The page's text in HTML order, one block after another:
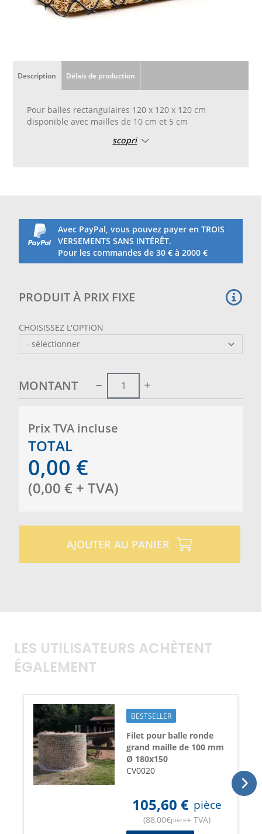
Description Délais de production
Pour balles rectangulaires 120 x 120 x 120 cm
disponible avec mailles de 10 cm et 5 cm
scopri
Avec PayPal, vous pouvez payer en TROIS
VERSEMENTS SANS INTÉRÊT.
Pour les commandes de 30 € à 2000 €
PRODUIT À PRIX FIXE
CHOISISSEZ L'OPTION
MONTANT
Prix ​​TVA incluse
TOTAL
0,00 €
(0,00 € + TVA)
AJOUTER AU PANIER
LES UTILISATEURS ACHÈTENT
ÉGALEMENT
BESTSELLER
Filet pour balle ronde
grand maille de 100 mm
Ø 180x150
CV0020
105,60 € pièce
(88,00€pièce+ TVA)